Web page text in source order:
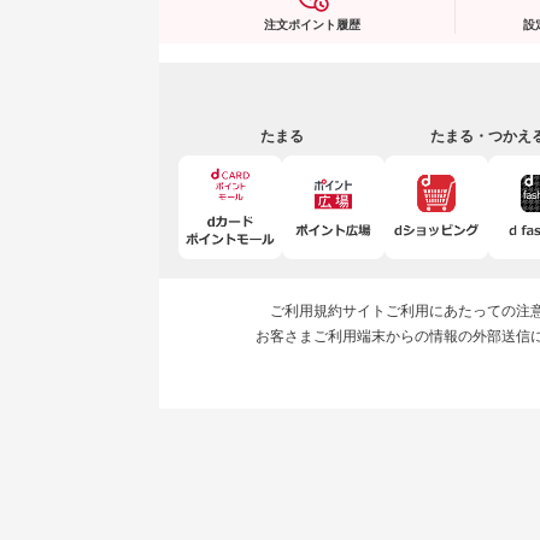
注文ポイント履歴 設
たまる たまる・つかえ
ご利用規約サイトご利用にあたっての注
お客さまご利用端末からの情報の外部送信